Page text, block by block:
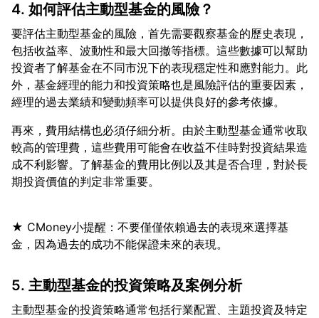
4. 如何評估主動型基金的風險？
要評估主動型基金的風險，首先需要觀察基金的歷史表現，
包括收益率、波動性和最大回撤等指標。這些數據可以幫助
投資者了解基金在不同市況下的表現穩定性和應對能力。此
外，基金經理的能力和投資策略也是風險評估的重要因素，
再來，費用結構也必須仔細分析。由於主動型基金通常收取
較高的管理費，這些費用可能會在收益不佳時對投資結果造
成不利影響。了解基金的費用比例以及其是否合理，對於長
★ CMoney小提醒：不要僅僅依賴過去的表現來選擇基
5. 主動型基金的投資策略及案例分析
主動型基金的投資策略通常包括行業配置、主題投資及特定